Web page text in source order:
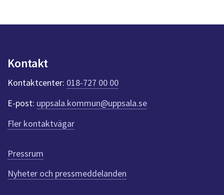
p
k
t
e
f
r
d
n
n
a
Kontakt
Kontaktcenter: 018-727 00 00
E-post: uppsala.kommun@uppsala.se
Fler kontaktvägar
Pressrum
Nyheter och pressmeddelanden